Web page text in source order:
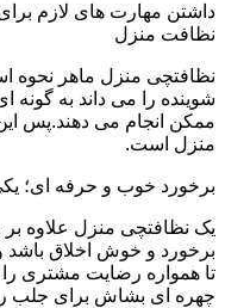
داشتن مهارت های لازم
نظافت منزل
نظافتچی منزل ماهر نحوه
شوینده را می داند به گونه
ممکن انجام می دهند.پس
منزل است.
برخورد خوب و حرفه ای؛
یک نظافتچی منزل علاوه
برخورد و خوش اخلاق باشد
تا همواره رضایت مشتری
چهره ای بشاش برای جلب